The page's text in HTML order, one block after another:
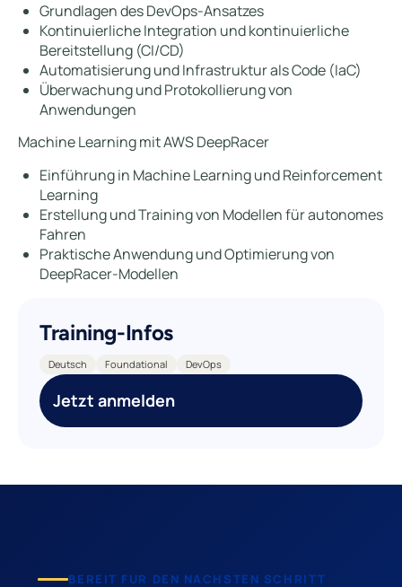
Grundlagen des DevOps-Ansatzes
Kontinuierliche Integration und kontinuierliche
Bereitstellung (CI/CD)
Automatisierung und Infrastruktur als Code (IaC)
Überwachung und Protokollierung von
Anwendungen
Machine Learning mit AWS DeepRacer
Einführung in Machine Learning und Reinforcement
Learning
Erstellung und Training von Modellen für autonomes
Fahren
Praktische Anwendung und Optimierung von
DeepRacer-Modellen
Training-Infos
Deutsch Foundational DevOps
Jetzt anmelden
BEREIT FUR DEN NACHSTEN SCHRITT